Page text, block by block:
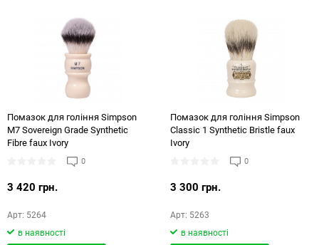
Помазок для гоління Simpson
M7 Sovereign Grade Synthetic
Fibre faux Ivory
0
3 420 грн.
Арт: 5264
в наявності
Помазок для гоління Simpson
Classic 1 Synthetic Bristle faux
Ivory
0
3 300 грн.
Арт: 5263
в наявності